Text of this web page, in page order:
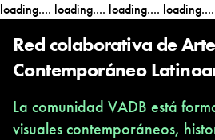
loading.... loading.... loading.... loading....
Red colaborativa de Arte
Contemporáneo
La comunidad VADB está
visuales contemporáneos,